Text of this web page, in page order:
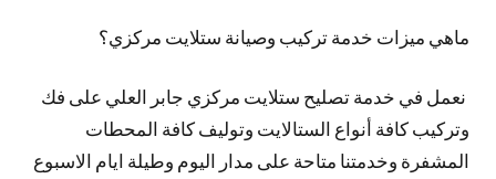
ماهي ميزات خدمة تركيب وصيانة ستلايت مركزي؟
نعمل في خدمة تصليح ستلايت مركزي جابر العلي على فك
وتركيب كافة أنواع الستالايت وتوليف كافة المحطات
المشفرة وخدمتنا متاحة على مدار اليوم وطيلة ايام الاسبوع